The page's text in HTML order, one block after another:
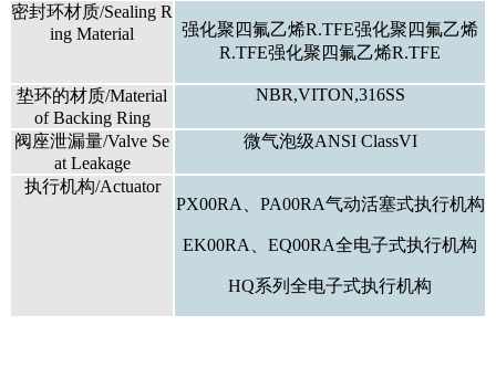
密封环材质/Sealing R
ing Material
强化聚四氟乙烯R.TFE强化聚四氟乙烯
R.TFE强化聚四氟乙烯R.TFE
垫环的材质/Material
of Backing Ring
NBR,VITON,316SS
阀座泄漏量/Valve Se
at Leakage
微气泡级ANSI ClassVI
执行机构/Actuator
PX00RA、PA00RA气动活塞式执行机构
EK00RA、EQ00RA全电子式执行机构
HQ系列全电子式执行机构